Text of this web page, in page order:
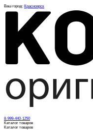
Ваш город: Красноярск
8-999-440-1250
Каталог товаров
Каталог товаров